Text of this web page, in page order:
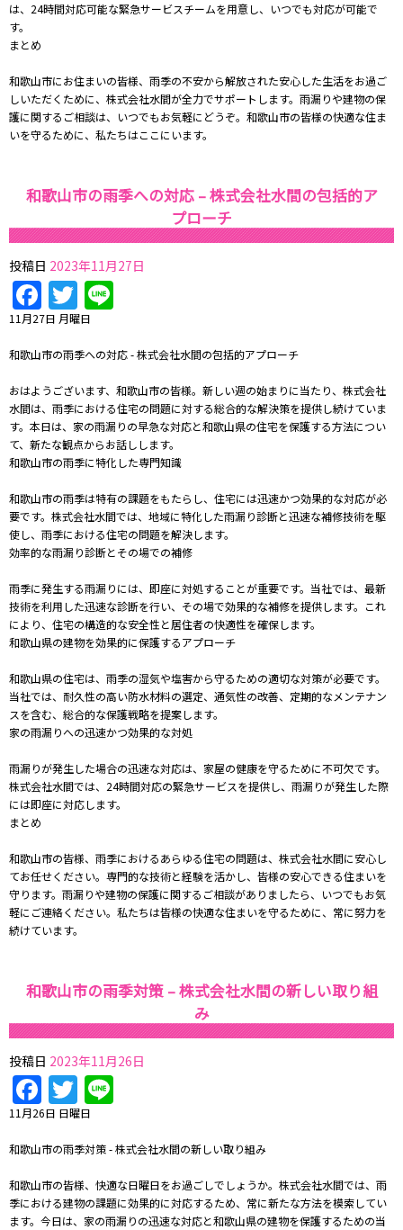
は、24時間対応可能な緊急サービスチームを用意し、いつでも対応が可能で
す。
まとめ
和歌山市にお住まいの皆様、雨季の不安から解放された安心した生活をお過ご
しいただくために、株式会社水間が全力でサポートします。雨漏りや建物の保
護に関するご相談は、いつでもお気軽にどうぞ。和歌山市の皆様の快適な住ま
いを守るために、私たちはここにいます。
和歌山市の雨季への対応 – 株式会社水間の包括的ア
プローチ
投稿日 2023年11月27日
Facebook
Twitter
11月27日 月曜日
和歌山市の雨季への対応 - 株式会社水間の包括的アプローチ
おはようございます、和歌山市の皆様。新しい週の始まりに当たり、株式会社
水間は、雨季における住宅の問題に対する総合的な解決策を提供し続けていま
す。本日は、家の雨漏りの早急な対応と和歌山県の住宅を保護する方法につい
て、新たな観点からお話しします。
和歌山市の雨季に特化した専門知識
和歌山市の雨季は特有の課題をもたらし、住宅には迅速かつ効果的な対応が必
要です。株式会社水間では、地域に特化した雨漏り診断と迅速な補修技術を駆
使し、雨季における住宅の問題を解決します。
効率的な雨漏り診断とその場での補修
雨季に発生する雨漏りには、即座に対処することが重要です。当社では、最新
技術を利用した迅速な診断を行い、その場で効果的な補修を提供します。これ
により、住宅の構造的な安全性と居住者の快適性を確保します。
和歌山県の建物を効果的に保護するアプローチ
和歌山県の住宅は、雨季の湿気や塩害から守るための適切な対策が必要です。
当社では、耐久性の高い防水材料の選定、通気性の改善、定期的なメンテナン
スを含む、総合的な保護戦略を提案します。
家の雨漏りへの迅速かつ効果的な対処
雨漏りが発生した場合の迅速な対応は、家屋の健康を守るために不可欠です。
株式会社水間では、24時間対応の緊急サービスを提供し、雨漏りが発生した際
には即座に対応します。
まとめ
和歌山市の皆様、雨季におけるあらゆる住宅の問題は、株式会社水間に安心し
てお任せください。専門的な技術と経験を活かし、皆様の安心できる住まいを
守ります。雨漏りや建物の保護に関するご相談がありましたら、いつでもお気
軽にご連絡ください。私たちは皆様の快適な住まいを守るために、常に努力を
続けています。
和歌山市の雨季対策 – 株式会社水間の新しい取り組
み
投稿日 2023年11月26日
Facebook
Twitter
11月26日 日曜日
和歌山市の雨季対策 - 株式会社水間の新しい取り組み
和歌山市の皆様、快適な日曜日をお過ごしでしょうか。株式会社水間では、雨
季における建物の課題に効果的に対応するため、常に新たな方法を模索してい
ます。今日は、家の雨漏りの迅速な対応と和歌山県の建物を保護するための当